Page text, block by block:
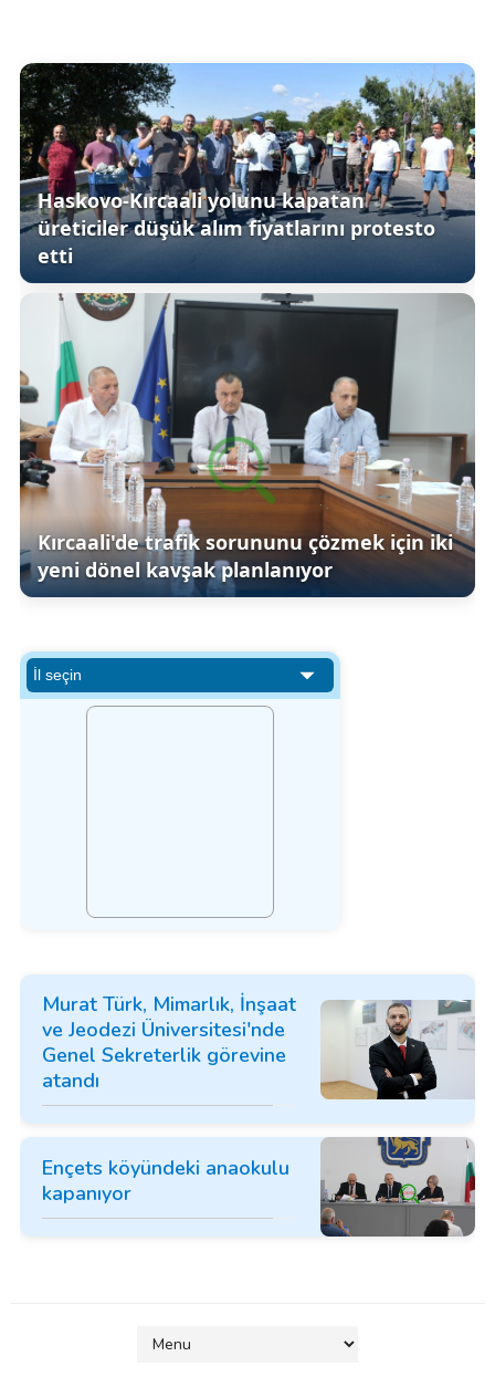
Haskovo-Kırcaali yolunu kapatan
üreticiler düşük alım fiyatlarını protesto
etti
Kırcaali'de trafik sorununu çözmek için iki
yeni dönel kavşak planlanıyor
Murat Türk, Mimarlık, İnşaat
ve Jeodezi Üniversitesi'nde
Genel Sekreterlik görevine
atandı
Ençets köyündeki anaokulu
kapanıyor